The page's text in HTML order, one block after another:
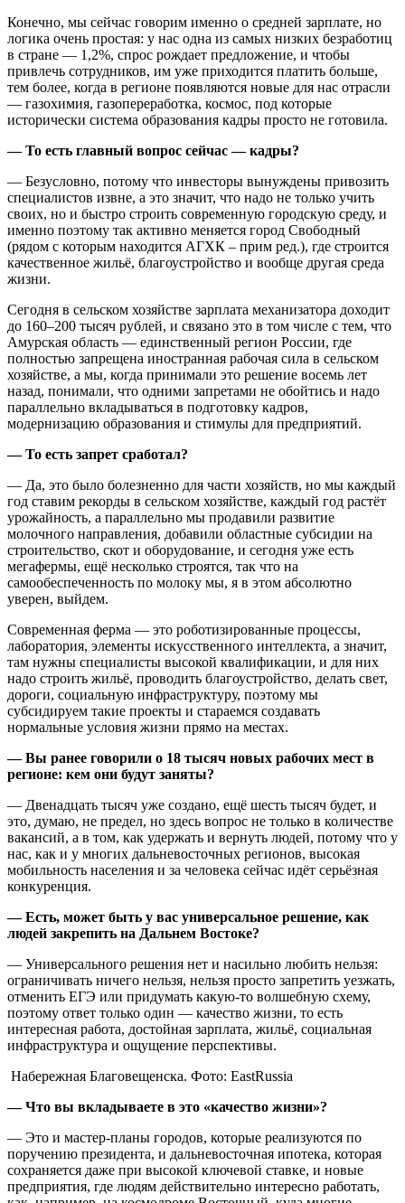
Конечно, мы сейчас говорим именно о средней зарплате, но
логика очень простая: у нас одна из самых низких безработиц
в стране — 1,2%, спрос рождает предложение, и чтобы
привлечь сотрудников, им уже приходится платить больше,
тем более, когда в регионе появляются новые для нас отрасли
— газохимия, газопереработка, космос, под которые
исторически система образования кадры просто не готовила.
— То есть главный вопрос сейчас — кадры?
— Безусловно, потому что инвесторы вынуждены привозить
специалистов извне, а это значит, что надо не только учить
своих, но и быстро строить современную городскую среду, и
именно поэтому так активно меняется город Свободный
(рядом с которым находится АГХК – прим ред.), где строится
качественное жильё, благоустройство и вообще другая среда
жизни.
Сегодня в сельском хозяйстве зарплата механизатора доходит
до 160–200 тысяч рублей, и связано это в том числе с тем, что
Амурская область — единственный регион России, где
полностью запрещена иностранная рабочая сила в сельском
хозяйстве, а мы, когда принимали это решение восемь лет
назад, понимали, что одними запретами не обойтись и надо
параллельно вкладываться в подготовку кадров,
модернизацию образования и стимулы для предприятий.
— То есть запрет сработал?
— Да, это было болезненно для части хозяйств, но мы каждый
год ставим рекорды в сельском хозяйстве, каждый год растёт
урожайность, а параллельно мы продавили развитие
молочного направления, добавили областные субсидии на
строительство, скот и оборудование, и сегодня уже есть
мегафермы, ещё несколько строятся, так что на
самообеспеченность по молоку мы, я в этом абсолютно
уверен, выйдем.
Современная ферма — это роботизированные процессы,
лаборатория, элементы искусственного интеллекта, а значит,
там нужны специалисты высокой квалификации, и для них
надо строить жильё, проводить благоустройство, делать свет,
дороги, социальную инфраструктуру, поэтому мы
субсидируем такие проекты и стараемся создавать
нормальные условия жизни прямо на местах.
— Вы ранее говорили о 18 тысяч новых рабочих мест в
регионе: кем они будут заняты?
— Двенадцать тысяч уже создано, ещё шесть тысяч будет, и
это, думаю, не предел, но здесь вопрос не только в количестве
вакансий, а в том, как удержать и вернуть людей, потому что у
нас, как и у многих дальневосточных регионов, высокая
мобильность населения и за человека сейчас идёт серьёзная
конкуренция.
— Есть, может быть у вас универсальное решение, как
людей закрепить на Дальнем Востоке?
— Универсального решения нет и насильно любить нельзя:
ограничивать ничего нельзя, нельзя просто запретить уезжать,
отменить ЕГЭ или придумать какую-то волшебную схему,
поэтому ответ только один — качество жизни, то есть
интересная работа, достойная зарплата, жильё, социальная
инфраструктура и ощущение перспективы.
Набережная Благовещенска. Фото: EastRussia
— Что вы вкладываете в это «качество жизни»?
— Это и мастер-планы городов, которые реализуются по
поручению президента, и дальневосточная ипотека, которая
сохраняется даже при высокой ключевой ставке, и новые
предприятия, где людям действительно интересно работать,